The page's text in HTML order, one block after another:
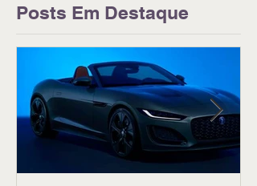
Posts Em Destaque